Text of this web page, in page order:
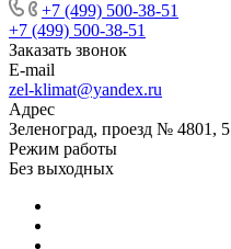
+7 (499) 500-38-51
+7 (499) 500-38-51
Заказать звонок
E-mail
zel-klimat@yandex.ru
Адрес
Зеленоград, проезд № 4801, 5
Режим работы
Без выходных